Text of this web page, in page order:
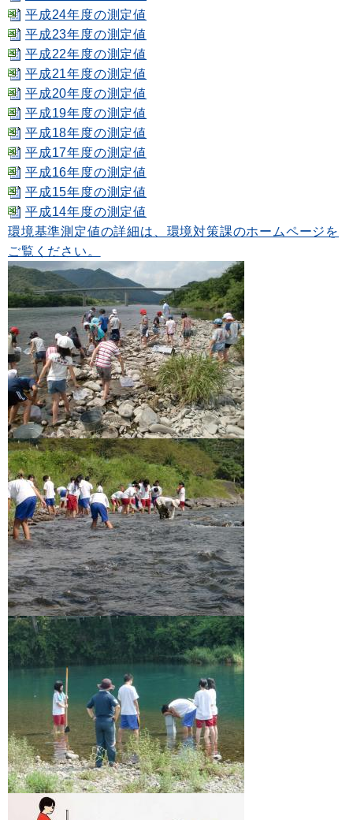
平成24年度の測定値
平成23年度の測定値
平成22年度の測定値
平成21年度の測定値
平成20年度の測定値
平成19年度の測定値
平成18年度の測定値
平成17年度の測定値
平成16年度の測定値
平成15年度の測定値
平成14年度の測定値
環境基準測定値の詳細は、環境対策課のホームページを
ご覧ください。